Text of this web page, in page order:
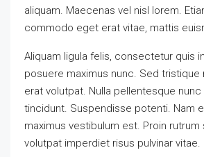
aliquam. Maecenas vel nisl lorem.
commodo eget erat vitae, mattis
Aliquam ligula felis, consectetur quis
posuere maximus nunc. Sed tristique
erat volutpat. Nulla pellentesque
tincidunt. Suspendisse potenti. Nam
maximus vestibulum est. Proin
volutpat imperdiet risus pulvinar vitae.